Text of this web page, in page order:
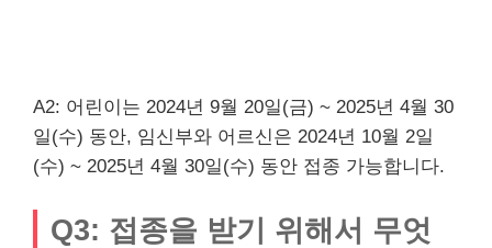
A2: 어린이는 2024년 9월 20일(금) ~ 2025년 4월 30
일(수) 동안, 임신부와 어르신은 2024년 10월 2일
(수) ~ 2025년 4월 30일(수) 동안 접종 가능합니다.
Q3: 접종을 받기 위해서 무엇